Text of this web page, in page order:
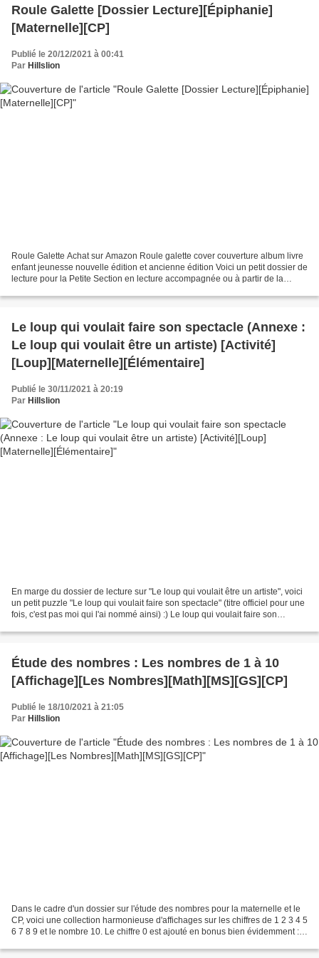
Roule Galette [Dossier Lecture][Épiphanie]
[Maternelle][CP]
Publié le 20/12/2021 à 00:41
Par Hillslion
Roule Galette Achat sur Amazon Roule galette cover couverture album livre
enfant jeunesse nouvelle édition et ancienne édition Voici un petit dossier de
lecture pour la Petite Section en lecture accompagnée ou à partir de la
Le loup qui voulait faire son spectacle (Annexe :
Le loup qui voulait être un artiste) [Activité]
[Loup][Maternelle][Élémentaire]
Publié le 30/11/2021 à 20:19
Par Hillslion
En marge du dossier de lecture sur "Le loup qui voulait être un artiste", voici
un petit puzzle "Le loup qui voulait faire son spectacle" (titre officiel pour une
fois, c'est pas moi qui l'ai nommé ainsi) :) Le loup qui voulait faire son
Étude des nombres : Les nombres de 1 à 10
[Affichage][Les Nombres][Math][MS][GS][CP]
Publié le 18/10/2021 à 21:05
Par Hillslion
Dans le cadre d'un dossier sur l'étude des nombres pour la maternelle et le
CP, voici une collection harmonieuse d'affichages sur les chiffres de 1 2 3 4 5
6 7 8 9 et le nombre 10. Le chiffre 0 est ajouté en bonus bien évidemment :)